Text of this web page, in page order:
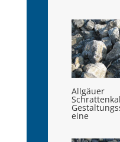
Allgäuer
eine